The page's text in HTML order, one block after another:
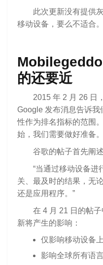
此次更新没有提供
移动设备，要么不适合
的还要近
2015 年 2 月 26 日
Google 发布消息告诉
性作为排名指标的范围
始，我们需要做好准备。
谷歌的帖子首先阐
“当通过移动设备进
关、最及时的结果，无
还是应用程序。”
在 4 月 21 日的帖
新将产生的影响：
仅影响移动设备
影响全球所有语